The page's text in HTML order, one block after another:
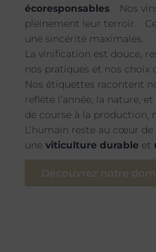
écoresponsables. Nos
pleinement leur terroir.
une sincérité maximales.
La vinification est douce,
nos pratiques et nos
Nos étiquettes racontent
reflète l’année, la nature,
de course à la production,
L’humain reste au cœur
uneviticulture durable et
Découvrez notre